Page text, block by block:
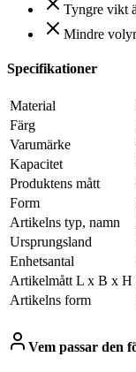
Tyngre vikt
Mindre
Specifikationer
Material
Färg
Varumärke
Kapacitet
Produktens mått
Form
Artikelns typ, namn
Ursprungsland
Enhetsantal
Artikelmått L x B x H
Artikelns form
Vem passar den